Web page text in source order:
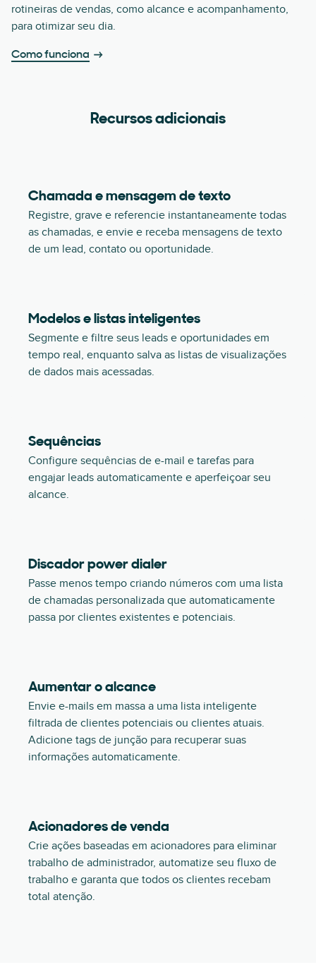
rotineiras de vendas, como alcance e acompanhamento,
para otimizar seu dia.
Como funciona
Recursos adicionais
Chamada e mensagem de texto
Registre, grave e referencie instantaneamente todas
as chamadas, e envie e receba mensagens de texto
de um lead, contato ou oportunidade.
Modelos e listas inteligentes
Segmente e filtre seus leads e oportunidades em
tempo real, enquanto salva as listas de visualizações
de dados mais acessadas.
Sequências
Configure sequências de e-mail e tarefas para
engajar leads automaticamente e aperfeiçoar seu
alcance.
Discador power dialer
Passe menos tempo criando números com uma lista
de chamadas personalizada que automaticamente
passa por clientes existentes e potenciais.
Aumentar o alcance
Envie e-mails em massa a uma lista inteligente
filtrada de clientes potenciais ou clientes atuais.
Adicione tags de junção para recuperar suas
informações automaticamente.
Acionadores de venda
Crie ações baseadas em acionadores para eliminar
trabalho de administrador, automatize seu fluxo de
trabalho e garanta que todos os clientes recebam
total atenção.